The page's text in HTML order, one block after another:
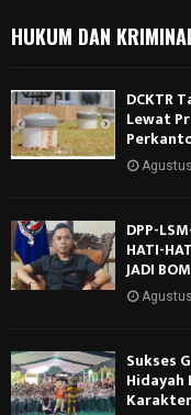
HUKUM DAN
DCKTR
Lewat
DPP-
HATI-
JADI
Sukses
Hidayah